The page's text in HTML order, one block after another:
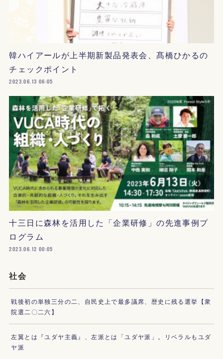
韓ハイアールが上半期新製品発表会、髙橋ひかるの
チェックポイント
2023.06.13 06:05
十三日に森林を活用した「企業研修」の先進事例プ
ログラム
2023.06.12 00:05
社会
戦後初の単独三分の二、自民史上で最多議席、歴史に残る選挙【衆
院選二〇二六】
左翼とは『ユダヤ主義』、左派とは「ユダヤ派」。リベラルもユダ
ヤ派